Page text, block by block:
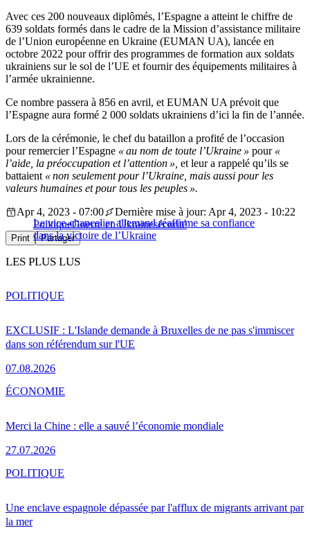
Avec ces 200 nouveaux diplômés, l’Espagne a atteint le chiffre de
639 soldats formés dans le cadre de la Mission d’assistance militaire
de l’Union européenne en Ukraine (EUMAN UA), lancée en
octobre 2022 pour offrir des programmes de formation aux soldats
ukrainiens sur le sol de l’UE et fournir des équipements militaires à
l’armée ukrainienne.
Ce nombre passera à 856 en avril, et EUMAN UA prévoit que
l’Espagne aura formé 2 000 soldats ukrainiens d’ici la fin de l’année.
Lors de la cérémonie, le chef du bataillon a profité de l’occasion
pour remercier l’Espagne « au nom de toute l’Ukraine » pour«
l’aide, la préoccupation et l’attention », et leur a rappelé qu’ils se
battaient « non seulement pour l’Ukraine, mais aussi pour les
valeurs humaines et pour tous les peuples ».
Le vice-chancelier allemand réaffirme sa confiance
dans la victoire de l’Ukraine
Apr 4, 2023 - 07:00
Dernière mise à jour: Apr 4, 2023 - 10:22
PolitiqueGuerre en Ukrainesécurité
Print Partager
LES PLUS LUS
EXCLUSIF : L'Islande demande à Bruxelles de ne pas s'immiscer
dans son référendum sur l'UE
07.08.2026
POLITIQUE
Merci la Chine : elle a sauvé l’économie mondiale
27.07.2026
ÉCONOMIE
Une enclave espagnole dépassée par l'afflux de migrants arrivant par
la mer
POLITIQUE